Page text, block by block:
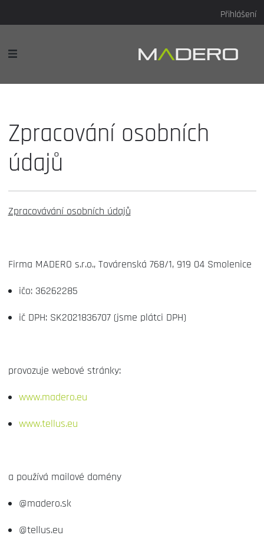
Přihlášení
Zpracování osobních
údajů
Zpracovávání osobních údajů
Firma MADERO s.r.o., Továrenská 768/1, 919 04 Smolenice
ičo: 36262285
ič DPH: SK2021836707 (jsme plátci DPH)
provozuje webové stránky:
www.madero.eu
www.tellus.eu
a používá mailové domény
@madero.sk
@tellus.eu